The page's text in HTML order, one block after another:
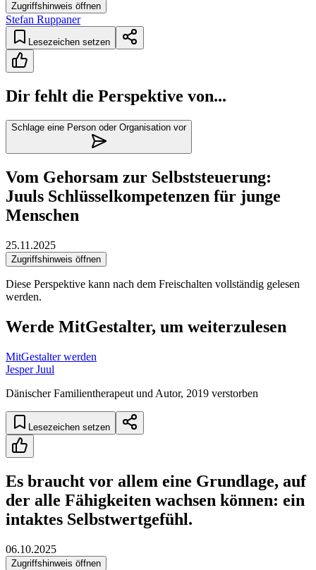
Zugriffshinweis öffnen
Stefan Ruppaner
Lesezeichen setzen
Dir fehlt die Perspektive von...
Schlage eine Person oder Organisation vor
Vom Gehorsam zur Selbststeuerung:
Juuls Schlüsselkompetenzen für junge
Menschen
25.11.2025
Zugriffshinweis öffnen
Diese Perspektive kann nach dem Freischalten vollständig gelesen
werden.
Werde MitGestalter, um weiterzulesen
MitGestalter werden
Jesper Juul
Dänischer Familientherapeut und Autor, 2019 verstorben
Lesezeichen setzen
Es braucht vor allem eine Grundlage, auf
der alle Fähigkeiten wachsen können: ein
intaktes Selbstwertgefühl.
06.10.2025
Zugriffshinweis öffnen